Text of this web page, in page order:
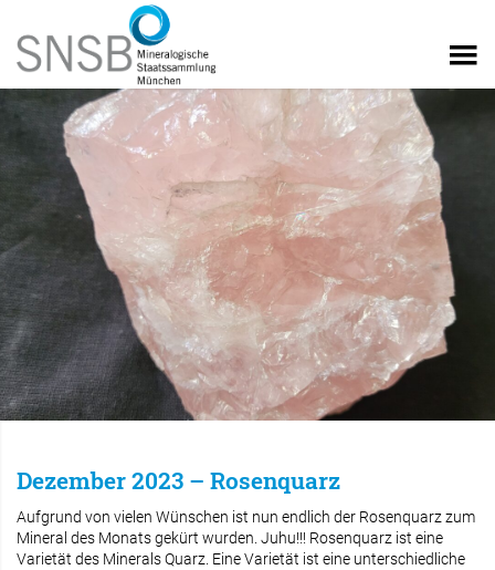
Dezember 2023 – Rosenquarz
Aufgrund von vielen Wünschen ist nun endlich der Rosenquarz zum
Mineral des Monats gekürt wurden. Juhu!!! Rosenquarz ist eine
Varietät des Minerals Quarz. Eine Varietät ist eine unterschiedliche